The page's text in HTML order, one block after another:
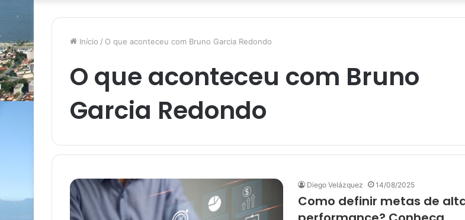
Início / O que aconteceu com Bruno Garcia Redondo
O que aconteceu com Bruno
Garcia Redondo
Diego Velázquez 14/08/2025
Como definir metas de